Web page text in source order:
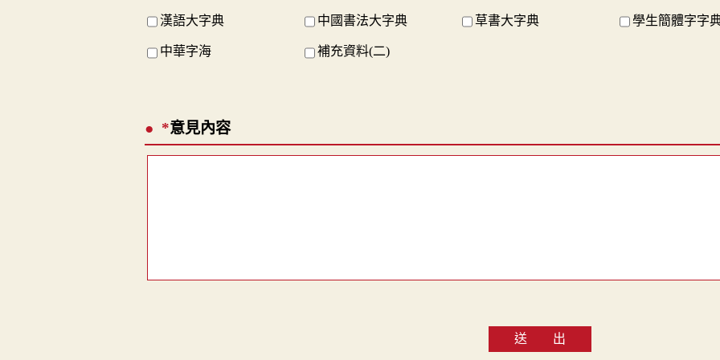
漢語大字典 中國書法大字典 草書大字典 學生簡體字字
中華字海 補充資料(二)
*意見內容
送 出